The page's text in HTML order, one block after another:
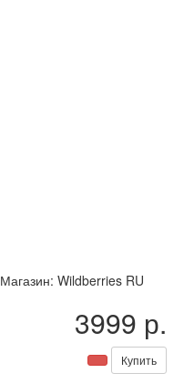
Магазин: Wildberries RU
3999 р.
Купить